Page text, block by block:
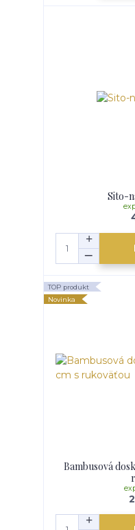
Sito-
TOP produkt
Novinka
Bambusová